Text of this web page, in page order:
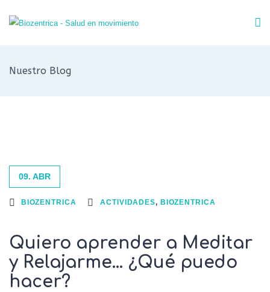
Nuestro Blog
09. ABR
BIOZENTRICA ACTIVIDADES, BIOZENTRICA
Quiero aprender a Meditar
y Relajarme… ¿Qué puedo
hacer?